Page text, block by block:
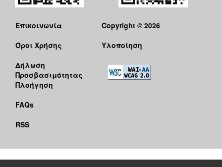
Επικοινωνία
Όροι Χρήσης
Δήλωση
Προσβασιμότητας
Πλοήγηση
FAQs
RSS
Copyright © 2026
Υλοποίηση